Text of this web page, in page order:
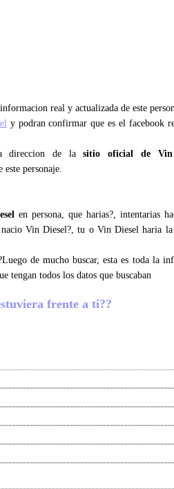
real y actualizada de este
y podran confirmar que es el facebook
direccion de lasitio oficial de Vin
personaje.
en persona, que harias?, intentarias
Vin Diesel?, tu o Vin Diesel haria la
de mucho buscar, esta es toda la
tengan todos los datos que buscaban
frente a ti??